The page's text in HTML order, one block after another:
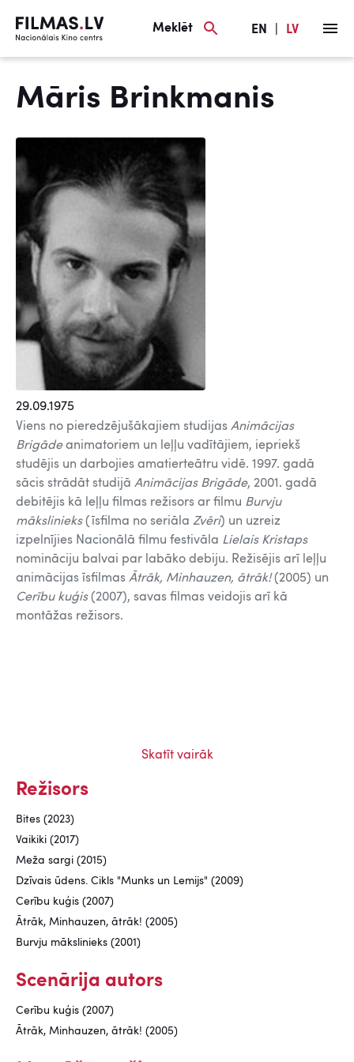
Meklēt EN LV
Māris Brinkmanis
29.09.1975
Viens no pieredzējušākajiem studijas Animācijas
Brigādeanimatoriem un leļļu vadītājiem, iepriekš
studējis un darbojies amatierteātru vidē. 1997. gadā
sācis strādāt studijā Animācijas Brigāde, 2001. gadā
debitējis kā leļļu filmas režisors ar filmu Burvju
mākslinieks(īsfilma no seriāla Zvēri) un uzreiz
izpelnījies Nacionālā filmu festivāla Lielais Kristaps
nomināciju balvai par labāko debiju. Režisējis arī leļļu
animācijas īsfilmas Ātrāk, Minhauzen, ātrāk!(2005) un
Cerību kuģis(2007), savas filmas veidojis arī kā
montāžas režisors.
Skatīt vairāk
Režisors
Bites (2023)
Vaikiki (2017)
Meža sargi (2015)
Dzīvais ūdens. Cikls "Munks un Lemijs" (2009)
Cerību kuģis (2007)
Ātrāk, Minhauzen, ātrāk! (2005)
Burvju mākslinieks (2001)
Scenārija autors
Cerību kuģis (2007)
Ātrāk, Minhauzen, ātrāk! (2005)